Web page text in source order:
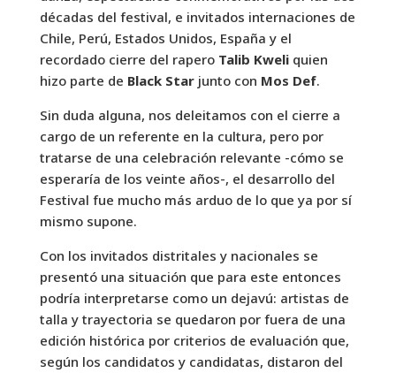
décadas del festival, e invitados internaciones de
Chile, Perú, Estados Unidos, España y el
recordado cierre del rapero Talib Kweliquien
hizo parte de Black Starjunto con Mos Def.
Sin duda alguna, nos deleitamos con el cierre a
cargo de un referente en la cultura, pero por
tratarse de una celebración relevante -cómo se
esperaría de los veinte años-, el desarrollo del
Festival fue mucho más arduo de lo que ya por sí
mismo supone.
Con los invitados distritales y nacionales se
presentó una situación que para este entonces
podría interpretarse como un dejavú: artistas de
talla y trayectoria se quedaron por fuera de una
edición histórica por criterios de evaluación que,
según los candidatos y candidatas, distaron del